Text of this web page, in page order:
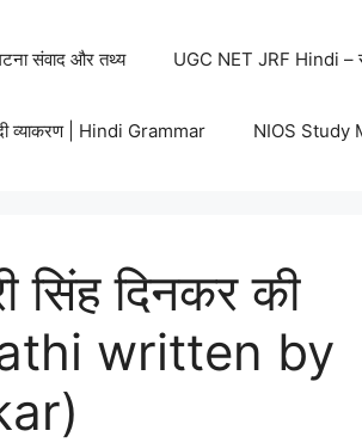
संवाद और तथ्य UGC NET JRF Hindi –
व्याकरण | Hindi Grammar NIOS Study
सिंह दिनकर की
written by